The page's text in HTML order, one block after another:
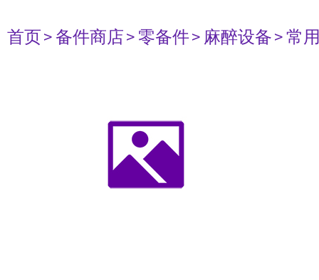
首页> 备件商店> 零备件> 麻醉设备> 常